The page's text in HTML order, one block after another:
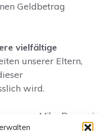
Geldbetrag
vielfältige
unserer Eltern,
wird.
Mika Regneri